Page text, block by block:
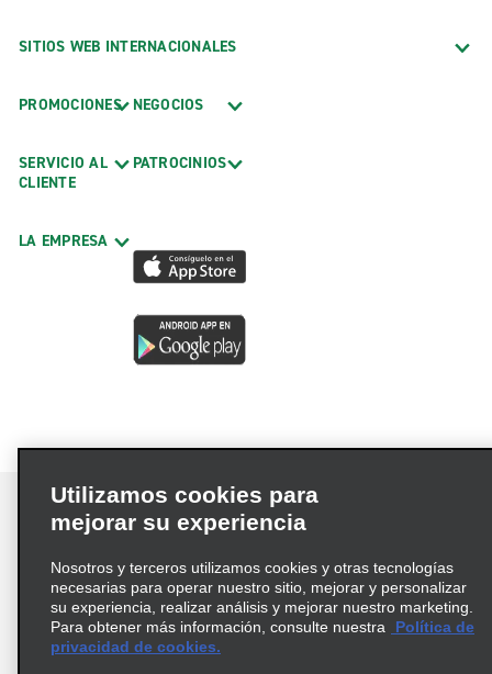
SITIOS WEB INTERNACIONALES
PROMOCIONES
SERVICIO AL
CLIENTE
LA EMPRESA
NEGOCIOS
PATROCINIOS
Términos de uso
Política de privacidad
Política de cookies
Información de Salud del Consumidor
Utilizamos cookies para
mejorar su experiencia
Nosotros y terceros utilizamos cookies y otras tecnologías
necesarias para operar nuestro sitio, mejorar y personalizar
su experiencia, realizar análisis y mejorar nuestro marketing.
Para obtener más información, consulte nuestra
Política de
privacidad de cookies.